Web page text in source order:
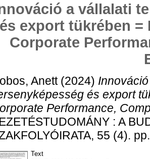
a vállalati
és export tükrében
Corporate
Anett(2024)
és export
Performance,
: A
55 (4).
Text